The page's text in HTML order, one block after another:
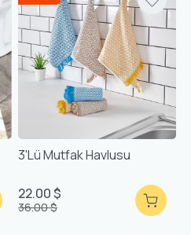
3'lü Mutfak Havlusu
22.00 $
36.00 $